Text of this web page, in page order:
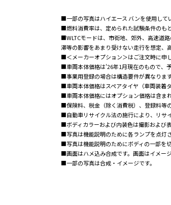
■一部の写真はハイエース バンを使用して
■燃料消費率は、定められた試験条件のも
■WLTCモードは、市街地、郊外、高速道
滞等の影響をあまり受けない走行を想定、
■＜メーカーオプション＞はご注文時に申
■車両本体価格は'26年1月現在のもので、
■事業用登録の場合は構造要件が異なります
■車両本体価格はスペアタイヤ（車両装着
■車両本体価格にはオプション価格は含ま
■保険料、税金（除く消費税）、登録料等
■自動車リサイクル法の施行により、リサ
■ボディカラーおよび内装色は撮影および
■写真は機能説明のために各ランプを点灯
■写真は機能説明のためにボディの一部を
■画面はハメ込み合成です。画面はイメー
■一部の写真は合成・イメージです。